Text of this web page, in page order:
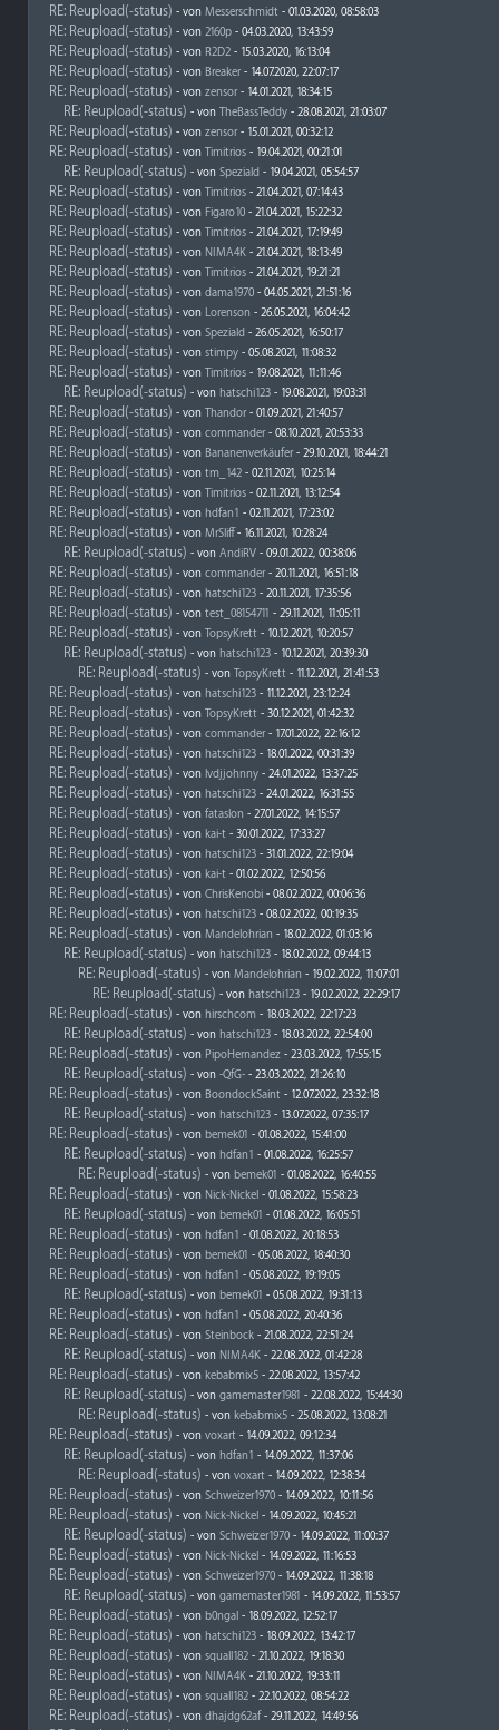
RE: Reupload(-status) - von Messerschmidt - 01.03.2020, 08:58:03
RE: Reupload(-status) - von 2160p - 04.03.2020, 13:43:59
RE: Reupload(-status) - von R2D2 - 15.03.2020, 16:13:04
RE: Reupload(-status) - von Breaker- 14.07.2020, 22:07:17
RE: Reupload(-status) - von zensor- 14.01.2021, 18:34:15
RE: Reupload(-status) - von TheBassTeddy - 28.08.2021, 21:03:07
RE: Reupload(-status) - von zensor- 15.01.2021, 00:32:12
RE: Reupload(-status) - von Timitrios - 19.04.2021, 00:21:01
RE: Reupload(-status) - von Speziald - 19.04.2021, 05:54:57
RE: Reupload(-status) - von Timitrios - 21.04.2021, 07:14:43
RE: Reupload(-status) - von Figaro10 - 21.04.2021, 15:22:32
RE: Reupload(-status) - von Timitrios - 21.04.2021, 17:19:49
RE: Reupload(-status) - von NIMA4K - 21.04.2021, 18:13:49
RE: Reupload(-status) - von Timitrios - 21.04.2021, 19:21:21
RE: Reupload(-status) - von dama1970 - 04.05.2021, 21:51:16
RE: Reupload(-status) - von Lorenson - 26.05.2021, 16:04:42
RE: Reupload(-status) - von Speziald - 26.05.2021, 16:50:17
RE: Reupload(-status) - von stimpy - 05.08.2021, 11:08:32
RE: Reupload(-status) - von Timitrios - 19.08.2021, 11:11:46
RE: Reupload(-status) - von hatschi123 - 19.08.2021, 19:03:31
RE: Reupload(-status) - von Thandor- 01.09.2021, 21:40:57
RE: Reupload(-status) - von commander- 08.10.2021, 20:53:33
RE: Reupload(-status) - von Bananenverkäufer- 29.10.2021, 18:44:21
RE: Reupload(-status) - von tm_142 - 02.11.2021, 10:25:14
RE: Reupload(-status) - von Timitrios - 02.11.2021, 13:12:54
RE: Reupload(-status) - von hdfan1 - 02.11.2021, 17:23:02
RE: Reupload(-status) - von MrSliff- 16.11.2021, 10:28:24
RE: Reupload(-status) - von AndiRV - 09.01.2022, 00:38:06
RE: Reupload(-status) - von commander- 20.11.2021, 16:51:18
RE: Reupload(-status) - von hatschi123 - 20.11.2021, 17:35:56
RE: Reupload(-status) - von test_08154711 - 29.11.2021, 11:05:11
RE: Reupload(-status) - von TopsyKrett - 10.12.2021, 10:20:57
RE: Reupload(-status) - von hatschi123 - 10.12.2021, 20:39:30
RE: Reupload(-status) - von TopsyKrett - 11.12.2021, 21:41:53
RE: Reupload(-status) - von hatschi123 - 11.12.2021, 23:12:24
RE: Reupload(-status) - von TopsyKrett - 30.12.2021, 01:42:32
RE: Reupload(-status) - von commander- 17.01.2022, 22:16:12
RE: Reupload(-status) - von hatschi123 - 18.01.2022, 00:31:39
RE: Reupload(-status) - von lvdjjohnny - 24.01.2022, 13:37:25
RE: Reupload(-status) - von hatschi123 - 24.01.2022, 16:31:55
RE: Reupload(-status) - von fataslon - 27.01.2022, 14:15:57
RE: Reupload(-status) - von kai-t - 30.01.2022, 17:33:27
RE: Reupload(-status) - von hatschi123 - 31.01.2022, 22:19:04
RE: Reupload(-status) - von kai-t - 01.02.2022, 12:50:56
RE: Reupload(-status) - von ChrisKenobi - 08.02.2022, 00:06:36
RE: Reupload(-status) - von hatschi123 - 08.02.2022, 00:19:35
RE: Reupload(-status) - von Mandelohrian - 18.02.2022, 01:03:16
RE: Reupload(-status) - von hatschi123 - 18.02.2022, 09:44:13
RE: Reupload(-status) - von Mandelohrian - 19.02.2022, 11:07:01
RE: Reupload(-status) - von hatschi123 - 19.02.2022, 22:29:17
RE: Reupload(-status) - von hirschcom - 18.03.2022, 22:17:23
RE: Reupload(-status) - von hatschi123 - 18.03.2022, 22:54:00
RE: Reupload(-status) - von PipoHernandez - 23.03.2022, 17:55:15
RE: Reupload(-status) - von -QfG- - 23.03.2022, 21:26:10
RE: Reupload(-status) - von BoondockSaint - 12.07.2022, 23:32:18
RE: Reupload(-status) - von hatschi123 - 13.07.2022, 07:35:17
RE: Reupload(-status) - von bemek01 - 01.08.2022, 15:41:00
RE: Reupload(-status) - von hdfan1 - 01.08.2022, 16:25:57
RE: Reupload(-status) - von bemek01 - 01.08.2022, 16:40:55
RE: Reupload(-status) - von Nick-Nickel - 01.08.2022, 15:58:23
RE: Reupload(-status) - von bemek01 - 01.08.2022, 16:05:51
RE: Reupload(-status) - von hdfan1 - 01.08.2022, 20:18:53
RE: Reupload(-status) - von bemek01 - 05.08.2022, 18:40:30
RE: Reupload(-status) - von hdfan1 - 05.08.2022, 19:19:05
RE: Reupload(-status) - von bemek01 - 05.08.2022, 19:31:13
RE: Reupload(-status) - von hdfan1 - 05.08.2022, 20:40:36
RE: Reupload(-status) - von Steinbock - 21.08.2022, 22:51:24
RE: Reupload(-status) - von NIMA4K - 22.08.2022, 01:42:28
RE: Reupload(-status) - von kebabmix5 - 22.08.2022, 13:57:42
RE: Reupload(-status) - von gamemaster1981 - 22.08.2022, 15:44:30
RE: Reupload(-status) - von kebabmix5 - 25.08.2022, 13:08:21
RE: Reupload(-status) - von voxart - 14.09.2022, 09:12:34
RE: Reupload(-status) - von hdfan1 - 14.09.2022, 11:37:06
RE: Reupload(-status) - von voxart - 14.09.2022, 12:38:34
RE: Reupload(-status) - von Schweizer1970 - 14.09.2022, 10:11:56
RE: Reupload(-status) - von Nick-Nickel - 14.09.2022, 10:45:21
RE: Reupload(-status) - von Schweizer1970 - 14.09.2022, 11:00:37
RE: Reupload(-status) - von Nick-Nickel - 14.09.2022, 11:16:53
RE: Reupload(-status) - von Schweizer1970 - 14.09.2022, 11:38:18
RE: Reupload(-status) - von gamemaster1981 - 14.09.2022, 11:53:57
RE: Reupload(-status) - von b0ngal - 18.09.2022, 12:52:17
RE: Reupload(-status) - von hatschi123 - 18.09.2022, 13:42:17
RE: Reupload(-status) - von squall182 - 21.10.2022, 19:18:30
RE: Reupload(-status) - von NIMA4K - 21.10.2022, 19:33:11
RE: Reupload(-status) - von squall182 - 22.10.2022, 08:54:22
RE: Reupload(-status) - von dhajdg62af - 29.11.2022, 14:49:56